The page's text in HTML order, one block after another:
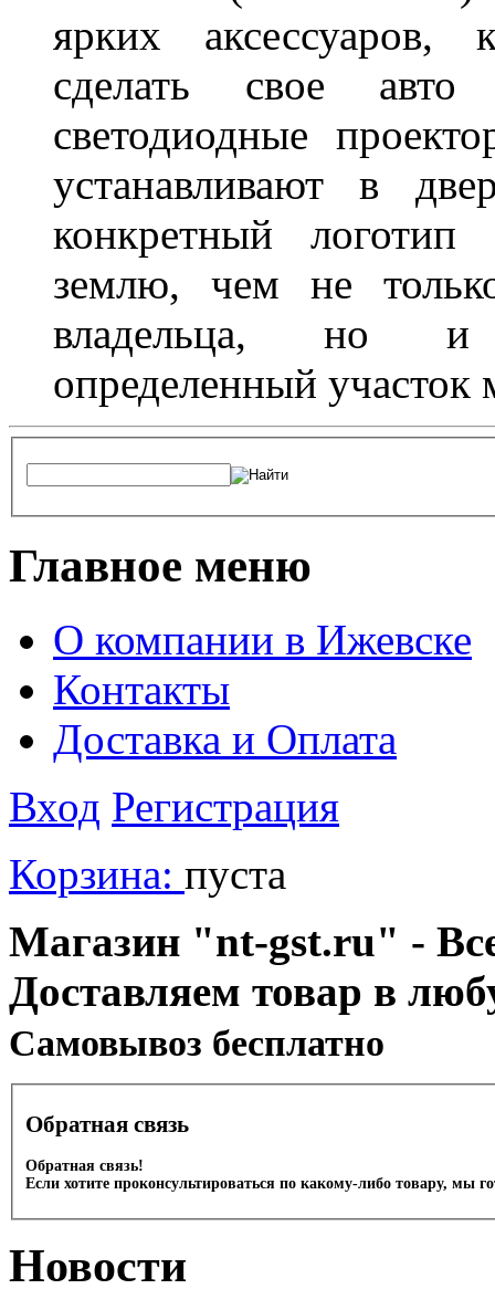
ярких аксессуаров,
сделать свое
светодиодные
устанавливают в
конкретный логотип
землю, чем не
владельца, но и
определенный участок
Главное меню
О компании в Ижевске
Контакты
Доставка и Оплата
Вход Регистрация
Корзина: пуста
Магазин "nt-gst.ru" -
Доставляем товар в
Cамовывоз бесплатно
Обратная связь
Обратная связь!
Если хотите проконсультироваться по какому-либо товару, мы
Новости